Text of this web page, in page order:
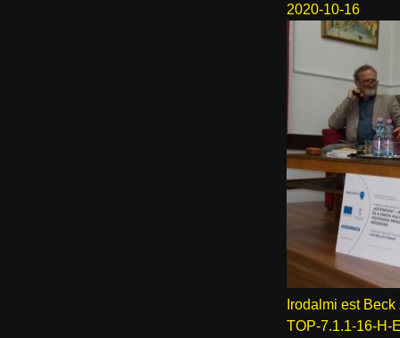
2020-10-16
Irodalmi est
TOP-7.1.1-16-H-